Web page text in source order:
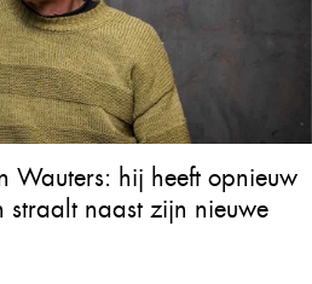
Wauters: hij heeft opnieuw
straalt naast zijn nieuwe